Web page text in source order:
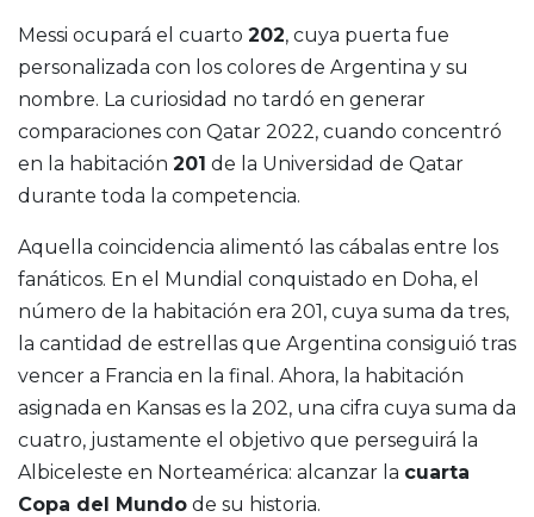
Messi ocupará el cuarto 202, cuya puerta fue
personalizada con los colores de Argentina y su
nombre. La curiosidad no tardó en generar
comparaciones con Qatar 2022, cuando concentró
en la habitación 201 de la Universidad de Qatar
durante toda la competencia.
Aquella coincidencia alimentó las cábalas entre los
fanáticos. En el Mundial conquistado en Doha, el
número de la habitación era 201, cuya suma da tres,
la cantidad de estrellas que Argentina consiguió tras
vencer a Francia en la final. Ahora, la habitación
asignada en Kansas es la 202, una cifra cuya suma da
cuatro, justamente el objetivo que perseguirá la
Albiceleste en Norteamérica: alcanzar la cuarta
Copa del Mundo de su historia.